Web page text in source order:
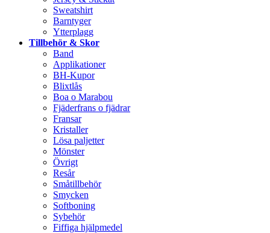
Sweatshirt
Barntyger
Ytterplagg
Tillbehör & Skor
Band
Applikationer
BH-Kupor
Blixtlås
Boa o Marabou
Fjäderfrans o fjädrar
Fransar
Kristaller
Lösa paljetter
Mönster
Övrigt
Resår
Småtillbehör
Smycken
Softboning
Sybehör
Fiffiga hjälpmedel